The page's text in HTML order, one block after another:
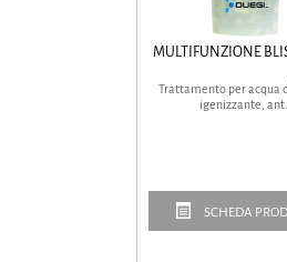
MULTIFUNZIONE
Trattamento per acqua
igenizzante, ant...
SCHEDA